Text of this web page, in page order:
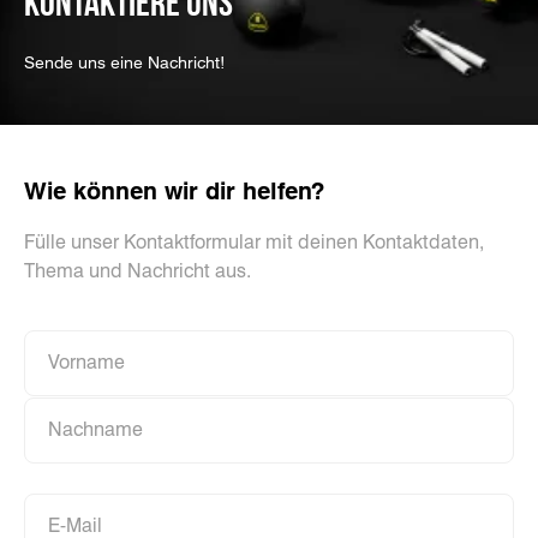
Sende uns eine Nachricht!
Wie können wir dir helfen?
Fülle unser Kontaktformular mit deinen Kontaktdaten,
Thema und Nachricht aus.
Vorname
Nachname
E-Mail